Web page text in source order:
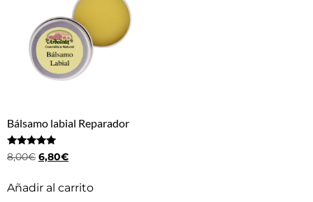
Bálsamo labial Reparador
Valorado
con
de 5
8,00€ 6,80€
Añadir al carrito